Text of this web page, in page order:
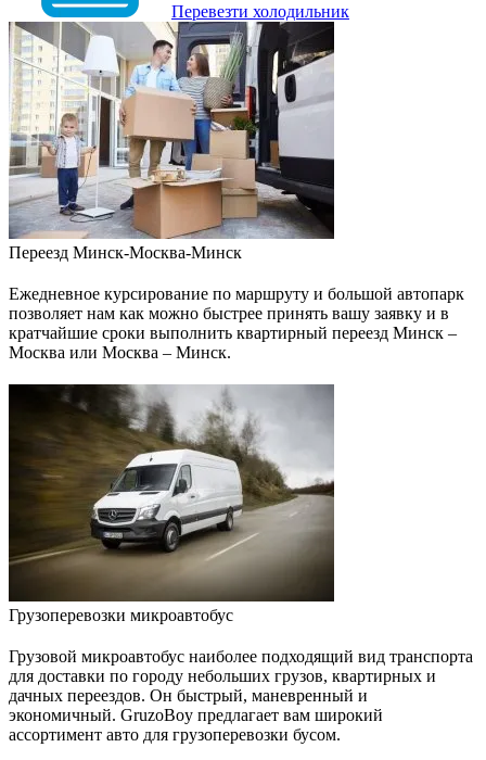
Перевезти холодильник
Переезд Минск-Москва-Минск
Ежедневное курсирование по маршруту и большой автопарк
позволяет нам как можно быстрее принять вашу заявку и в
кратчайшие сроки выполнить квартирный переезд Минск –
Москва или Москва – Минск.
Грузоперевозки микроавтобус
Грузовой микроавтобус наиболее подходящий вид транспорта
для доставки по городу небольших грузов, квартирных и
дачных переездов. Он быстрый, маневренный и
экономичный. GruzoBoy предлагает вам широкий
ассортимент авто для грузоперевозки бусом.